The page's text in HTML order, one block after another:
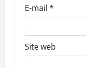
E-mail *
Site web